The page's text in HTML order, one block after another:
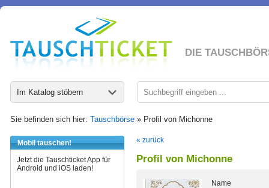
DIE
Im Katalog stöbern
Sie befinden sich hier: Tauschbörse » Profil von Michonne
Mobil tauschen!
Jetzt die Tauschticket App für
Android und iOS laden!
« zurück
Profil von Michonne
Name